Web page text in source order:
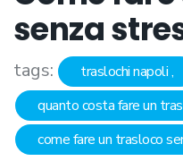
senza
tags: traslochi napoli
quanto costa fare un
come fare un trasloco